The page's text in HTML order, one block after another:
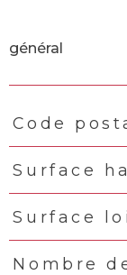
général
Code
Surface
Surface
Nombre